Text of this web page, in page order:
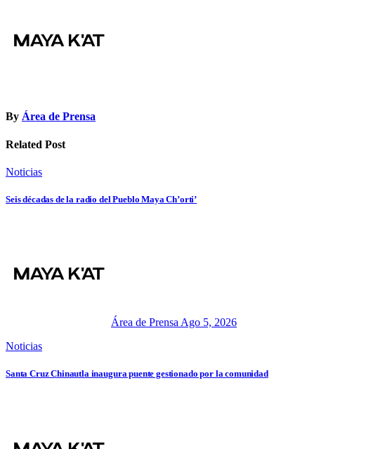
By Área de Prensa
Related Post
Noticias
Seis décadas de la radio del Pueblo Maya Ch’orti’
Área de Prensa Ago 5, 2026
Noticias
Santa Cruz Chinautla inaugura puente gestionado por la comunidad